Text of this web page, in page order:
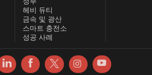
헤비 듀티
금속 및 광산
스마트 충전소
성공 사례